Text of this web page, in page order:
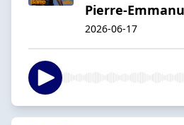
Pierre-
2026-06-17